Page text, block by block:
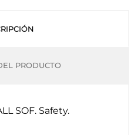
PRODUCTO
SOF. Safety.